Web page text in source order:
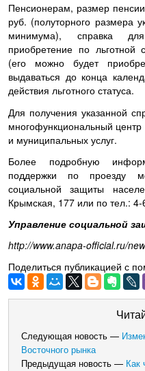
Пенсионерам, размер
руб. (полуторного размера
минимума), справка
приобретение по льготной
(его можно будет
выдаваться до конца
действия льготного статуса.
Для получения указанной
многофункциональный центр
и муниципальных услуг.
Более подробную
поддержки по проезду
социальной защиты
Крымская, 177 или по тел.:
Управление социальной
http://www.anapa-official.ru/
Поделиться публикацией с
Следующая новость —
Восточного рынка
Предыдущая новость — Как